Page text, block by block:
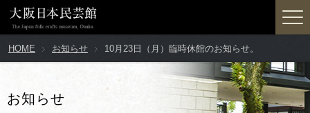
HOME お知らせ 10月23日（月）臨時休館のお知らせ。
お知らせ